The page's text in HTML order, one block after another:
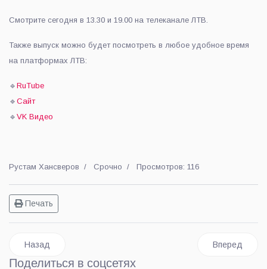
Смотрите сегодня в 13.30 и 19.00 на телеканале ЛТВ.
Также выпуск можно будет посмотреть в любое удобное время
на платформах ЛТВ:
🔹 RuTube
🔹 Сайт
🔹 VK Видео
Рустам Хансверов Срочно Просмотров: 116
Печать
Предыдущий: Люберецкие спортсмены завоевали четыре
Назад Следующий:
Вперед
Поделиться в соцсетях